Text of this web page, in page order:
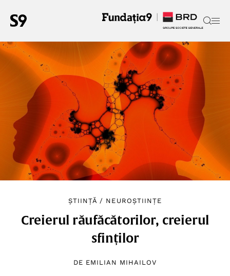
ȘTIINȚĂ / NEUROȘTIINȚE
Creierul răufăcătorilor, creierul
sfinților
DE EMILIAN MIHAILOV